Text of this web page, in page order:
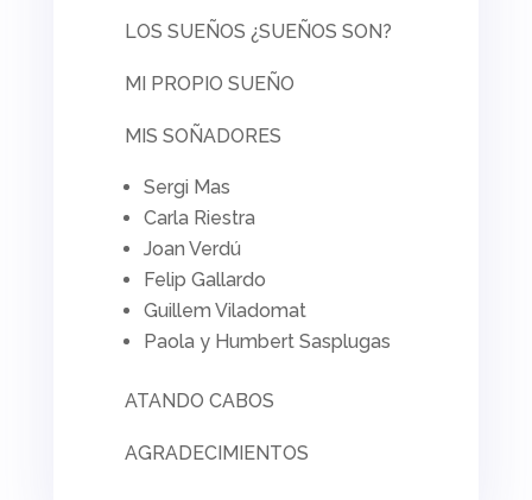
LOS SUEÑOS ¿SUEÑOS SON?
MI PROPIO SUEÑO
MIS SOÑADORES
Sergi Mas
Carla Riestra
Joan Verdú
Felip Gallardo
Guillem Viladomat
Paola y Humbert Sasplugas
ATANDO CABOS
AGRADECIMIENTOS